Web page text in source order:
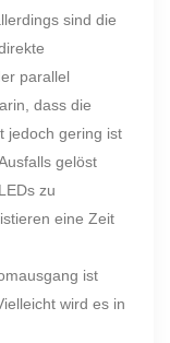
sind die
parallel
dass die
jedoch gering ist
gelöst
zu
eine Zeit
ist
wird es in